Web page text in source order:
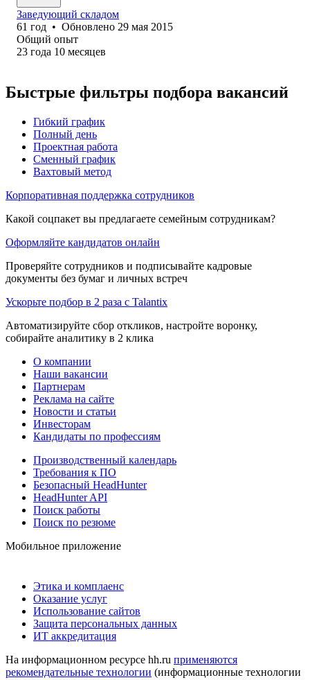
Заведующий складом
61 год • Обновлено 29 мая 2015
Общий опыт
23 года 10 месяцев
Быстрые фильтры подбора вакансий
Гибкий график
Полный день
Проектная работа
Сменный график
Вахтовый метод
Корпоративная поддержка сотрудников
Какой соцпакет вы предлагаете семейным сотрудникам?
Оформляйте кандидатов онлайн
Проверяйте сотрудников и подписывайте кадровые
документы без бумаг и личных встреч
Ускорьте подбор в 2 раза с Talantix
Автоматизируйте сбор откликов, настройте воронку,
собирайте аналитику в 2 клика
О компании
Наши вакансии
Партнерам
Реклама на сайте
Новости и статьи
Инвесторам
Кандидаты по профессиям
Производственный календарь
Требования к ПО
Безопасный HeadHunter
HeadHunter API
Поиск работы
Поиск по резюме
Мобильное приложение
Этика и комплаенс
Оказание услуг
Использование сайтов
Защита персональных данных
ИТ аккредитация
На информационном ресурсе hh.ru применяются
рекомендательные технологии (информационные технологии